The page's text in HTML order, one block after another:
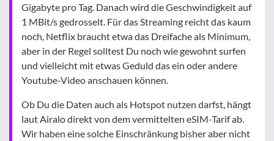
Gigabyte pro Tag. Danach wird die Geschwindigkeit auf
1 MBit/s gedrosselt. Für das Streaming reicht das kaum
noch, Netflix braucht etwa das Dreifache als Minimum,
aber in der Regel solltest Du noch wie gewohnt surfen
und vielleicht mit etwas Geduld das ein oder andere
Youtube-Video anschauen können.
Ob Du die Daten auch als Hotspot nutzen darfst, hängt
laut Airalo direkt von dem vermittelten eSIM-Tarif ab.
Wir haben eine solche Einschränkung bisher aber nicht